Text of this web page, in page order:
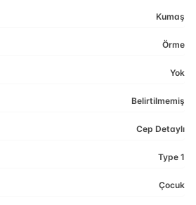
Kumaş
Örme
Yok
Belirtilmemiş
Cep Detaylı
Type 1
Çocuk